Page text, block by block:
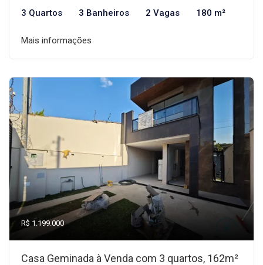
3 Quartos 3 Banheiros 2 Vagas 180 m²
Mais informações
R$ 1.199.000
Casa Geminada à Venda com 3 quartos, 162m²